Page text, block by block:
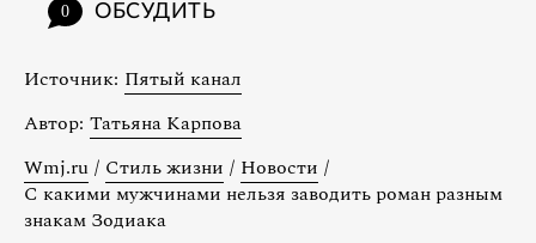
0 ОБСУДИТЬ
Источник: Пятый канал
Автор: Татьяна Карпова
Wmj.ru / Стиль жизни / Новости /
С какими мужчинами нельзя заводить роман разным
знакам Зодиака